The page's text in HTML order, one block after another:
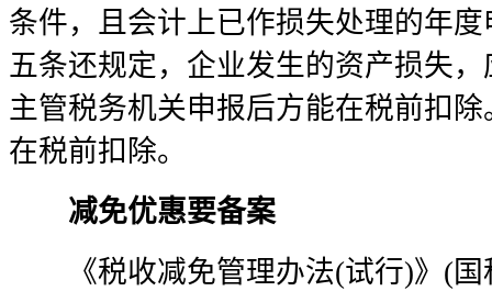
条件，且会计上已作损失处理的年
五条还规定，企业发生的资产损失
主管税务机关申报后方能在税前扣
在税前扣除。
减免优惠要备案
《税收减免管理办法(试行)》(国